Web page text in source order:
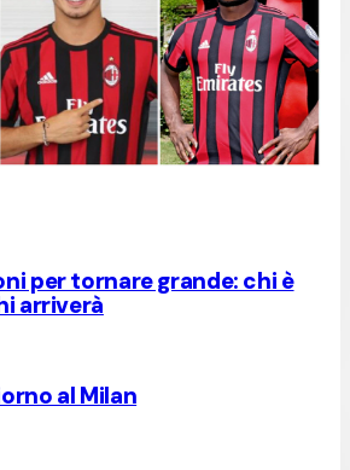
per tornare grande: chi è
arriverà
al Milan